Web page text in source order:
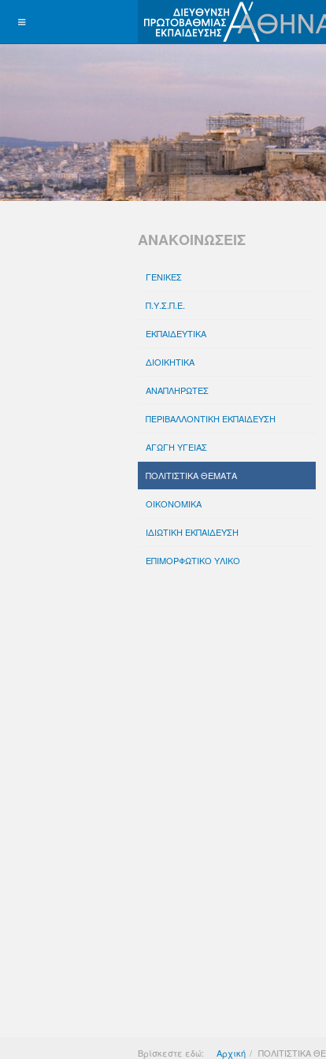
ΑΝΑΚΟΙΝΩΣΕΙΣ
ΓΕΝΙΚΕΣ
Π.Υ.Σ.Π.Ε.
ΕΚΠΑΙΔΕΥΤΙΚΑ
ΔΙΟΙΚΗΤΙΚΑ
ΑΝΑΠΛΗΡΩΤΕΣ
ΠΕΡΙΒΑΛΛΟΝΤΙΚΗ ΕΚΠΑΙΔΕΥΣΗ
ΑΓΩΓΗ ΥΓΕΙΑΣ
ΠΟΛΙΤΙΣΤΙΚΑ ΘΕΜΑΤΑ
ΟΙΚΟΝΟΜΙΚΑ
ΙΔΙΩΤΙΚΗ ΕΚΠΑΙΔΕΥΣΗ
ΕΠΙΜΟΡΦΩΤΙΚΟ ΥΛΙΚΟ
Βρίσκεστε εδώ: Αρχική ΠΟΛΙΤΙΣΤΙΚΑ